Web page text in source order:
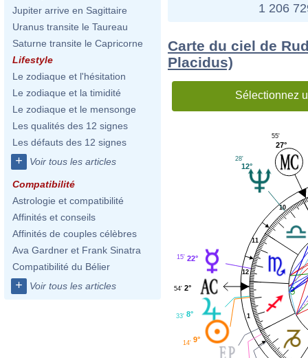
Jupiter arrive en Sagittaire
Uranus transite le Taureau
Saturne transite le Capricorne
Lifestyle
Le zodiaque et l'hésitation
Le zodiaque et la timidité
Le zodiaque et le mensonge
Les qualités des 12 signes
Les défauts des 12 signes
+ Voir tous les articles
Compatibilité
Astrologie et compatibilité
Affinités et conseils
Affinités de couples célèbres
Ava Gardner et Frank Sinatra
Compatibilité du Bélier
+ Voir tous les articles
1 206
Carte du ciel de
Placidus)
Sélectionnez
1
10
11
12
27°
55'
12°
28'
22°
15'
2°
54'
8°
33'
9°
14'